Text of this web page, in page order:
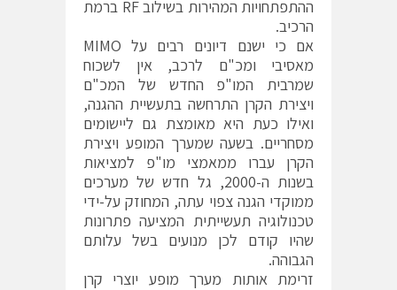
ההתפתחויות המהירות בשילוב RF ברמת
הרכיב.
אם כי ישנם דיונים רבים על MIMO
מאסיבי ומכ"ם לרכב, אין לשכוח
שמרבית המו"פ החדש של המכ"ם
ויצירת הקרן התרחשה בתעשיית ההגנה,
ואילו כעת היא מאומצת גם ליישומים
מסחריים. בשעה שמערך המופע ויצירת
הקרן עברו ממאמצי מו"פ למציאות
בשנות ה-2000, גל חדש של מערכים
ממוקדי הגנה צפוי עתה, המחוזק על-ידי
טכנולוגיה תעשייתית המציעה פתרונות
שהיו קודם לכן מנועים בשל עלותם
הגבוהה.
זרימת אותות מערך מופע יוצרי קרן